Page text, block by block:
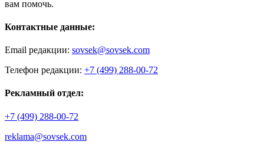
вам помочь.
Контактные данные:
Email редакции: sovsek@sovsek.com
Телефон редакции: +7 (499) 288-00-72
Рекламный отдел:
+7 (499) 288-00-72
reklama@sovsek.com